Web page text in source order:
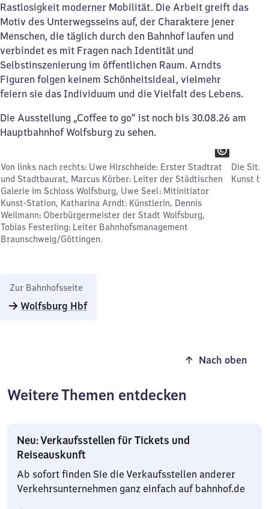
Rastlosigkeit moderner Mobilität. Die Arbeit greift das
Motiv des Unterwegsseins auf, der Charaktere jener
Menschen, die täglich durch den Bahnhof laufen und
verbindet es mit Fragen nach Identität und
Selbstinszenierung im öffentlichen Raum. Arndts
Figuren folgen keinem Schönheitsideal, vielmehr
feiern sie das Individuum und die Vielfalt des Lebens.
Die Ausstellung „Coffee to go“ ist noch bis 30.08.26 am
Hauptbahnhof Wolfsburg zu sehen.
Von links nach rechts: Uwe Hirschheide: Erster Stadtrat
und Stadtbaurat, Marcus Körber: Leiter der Städtischen
Galerie im Schloss Wolfsburg, Uwe Seel: Mitinitiator
Kunst-Station, Katharina Arndt: Künstlerin, Dennis
Weilmann: Oberbürgermeister der Stadt Wolfsburg,
Tobias Festerling: Leiter Bahnhofsmanagement
Braunschweig/Göttingen.
Die
Kunst
Zur Bahnhofsseite
Wolfsburg Hbf
Nach oben
Weitere Themen entdecken
Neu: Verkaufsstellen für Tickets und
Reiseauskunft
Ab sofort finden Sie die Verkaufsstellen anderer
Verkehrsunternehmen ganz einfach auf bahnhof.de